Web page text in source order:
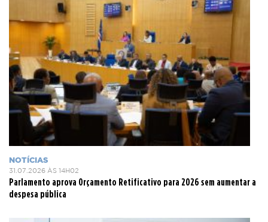
NOTÍCIAS
31.07.2026 ÀS 14H02
Parlamento aprova Orçamento Retificativo para 2026 sem aumentar a
despesa pública